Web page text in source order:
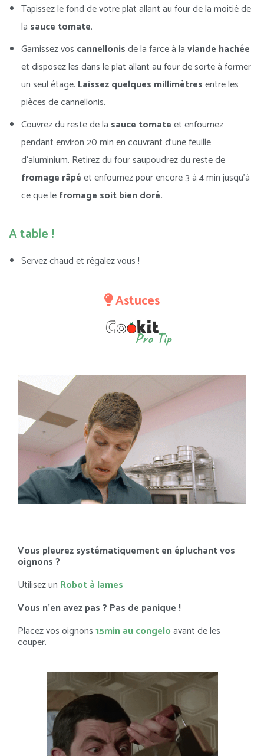
Tapissez le fond de votre plat allant au four de la moitié de
la sauce tomate.
Garnissez vos cannellonisde la farce à laviande hachée
et disposez les dans le plat allant au four de sorte à former
un seul étage. Laissez quelques millimètresentre les
pièces de cannellonis.
Couvrez du reste de la sauce tomateet enfournez
pendant environ 20 min en couvrant d’une feuille
d’aluminium. Retirez du four saupoudrez du reste de
fromage râpéet enfournez pour encore 3 à 4 min jusqu’à
ce que lefromage soit bien doré.
A table !
Servez chaud et régalez vous !
Astuces
Pro Tip
Vous pleurez systématiquement en épluchant vos
oignons ?
Utilisez un Robot à lames
Vous n’en avez pas ? Pas de panique !
Placez vos oignons15min au congeloavant de les
couper.